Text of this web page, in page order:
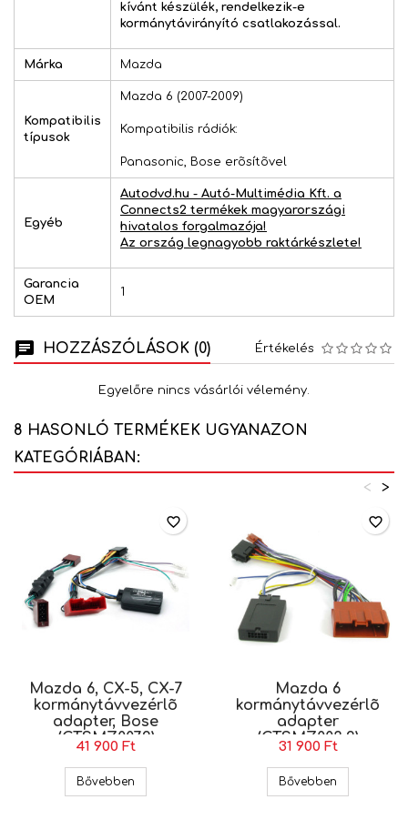
kívánt készülék, rendelkezik-e
kormánytávirányító csatlakozással.
Márka Mazda
Kompatibilis
típusok
Mazda 6 (2007-2009)
Kompatibilis rádiók:
Panasonic, Bose erõsítõvel
Egyéb
Autodvd.hu - Autó-Multimédia Kft. a
Connects2 termékek magyarországi
hivatalos forgalmazója!
Az ország legnagyobb raktárkészlete!
Garancia
OEM
1
HOZZÁSZÓLÁSOK (0) Értékelés
Egyelőre nincs vásárlói vélemény.
8 HASONLÓ TERMÉKEK UGYANAZON
KATEGÓRIÁBAN:
>
<
Mazda 6, CX-5, CX-7
kormánytávvezérlõ
adapter, Bose
(CTSMZ007.2)
41 900 Ft
Bővebben Mazda 6, CX-5, CX-7 kormánytávvezérlõ
favorite_border
Mazda 6
kormánytávvezérlõ
adapter
(CTSMZ003.2)
31 900 Ft
Bővebben
favorite_border